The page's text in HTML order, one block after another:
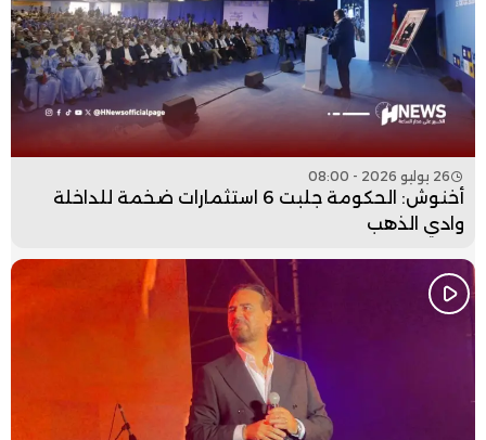
26 يوليو 2026 - 08:00
أخنوش: الحكومة جلبت 6 استثمارات ضخمة للداخلة
وادي الذهب